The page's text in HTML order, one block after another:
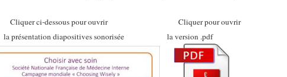
ci-dessous pour ouvrir Cliquer pour ouvrir
présentation diapositives sonorisée la version .pdf